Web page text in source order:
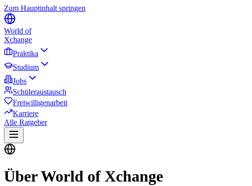
Zum Hauptinhalt springen
World of
Xchange
Praktika
Studium
Jobs
Schüleraustausch
Freiwilligenarbeit
Karriere
Alle Ratgeber
Über World of Xchange